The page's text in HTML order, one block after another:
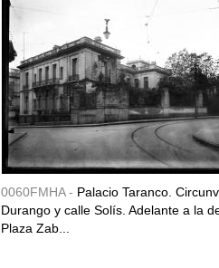
0060FMHA - Palacio Taranco.
Durango y calle Solís. Adelante a la
Plaza Zab...